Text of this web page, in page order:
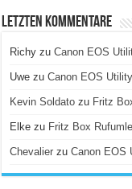
Letzten Kommentare
Richy zuCanon EOS
Uwe zuCanon EOS
Kevin Soldato zu Fritz
Elke zu Fritz Box
Chevalier zuCanon EOS